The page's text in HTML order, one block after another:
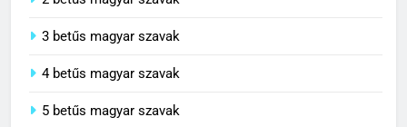
3 betűs magyar szavak
4 betűs magyar szavak
5 betűs magyar szavak